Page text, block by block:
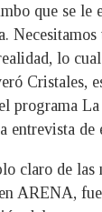
que se le
lo
Cristales,
programa
entrevista
claro de las
ARENA,